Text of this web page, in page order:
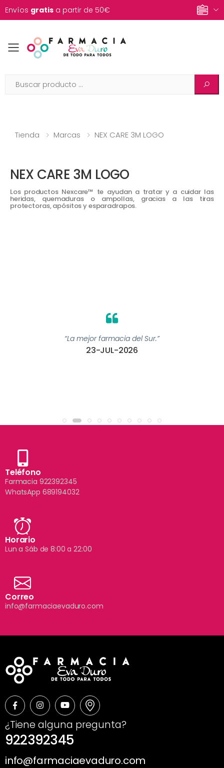
Envíos gratis a partir de 50€
Toggle mobile menu
Tienda Marcas NEX CARE 3M LOGO
NEX CARE 3M LOGO
Los productos Nexcare™ te ayudan a tratar y a cuidar las
heridas, quemaduras o ampollas, gracias a las tiras
protectoras, apósitos y esparadrapos.
“La mejor farmacia del Sur.”
23-JUL-2026
Teléfono
Farmacia 922392345
WhatsApp 689194032
Horario
Lun a Sáb de 8:00 a 22:00
Correo
info@farmaciaevaduro.com
¿Tiene alguna pregunta?
922392345
info@farmaciaevaduro.com